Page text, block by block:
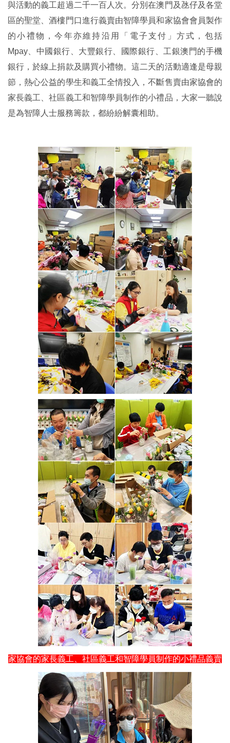
與活動的義工超過二千一百人次。分別在澳門及氹仔及各堂
區的聖堂、酒樓門口進行義賣由智障學員和家協會會員製作
的小禮物，今年亦維持沿用「電子支付」方式，包括
Mpay、中國銀行、大豐銀行、國際銀行、工銀澳門的手機
銀行，於線上捐款及購買小禮物。這二天的活動適逢是母親
節，熱心公益的學生和義工全情投入，不斷售賣由家協會的
家長義工、社區義工和智障學員制作的小禮品，大家一聽說
是為智障人士服務籌款，都紛紛解囊相助。
家協會的家長義工、社區義工和智障學員制作的小禮品義賣